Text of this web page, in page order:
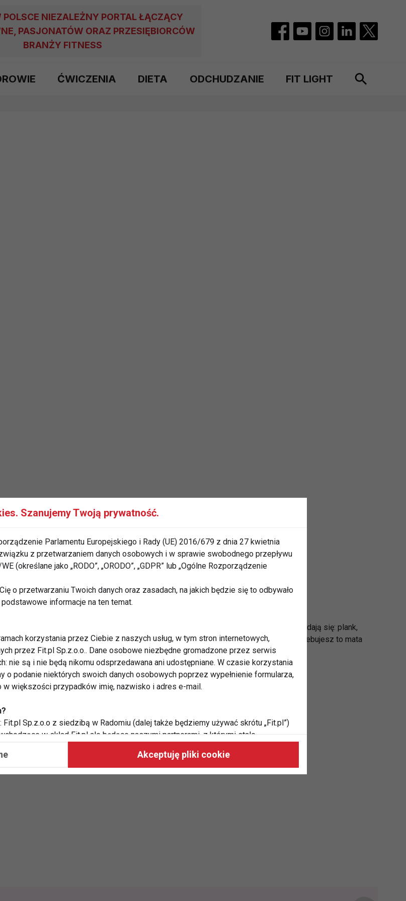
POLSCE NIEZALEŻNY PORTAL ŁĄCZĄCY
PASJONATÓW ORAZ PRZESIĘBIORCÓW
BRANŻY FITNESS
ĆWICZENIA DIETA ODCHUDZANIE FIT LIGHT
- TUTAJ
się cieszyła się płaskich brzuchem bez tłuszczu. Na ćwiczenia na brzuch składają się: plank,
Ćwiczenia na mięśnie brzucha możesz wykonywać wszędzie. jedyne czego potrzebujesz to mata
na Facebooku - TUTAJ
Szanujemy Twoją prywatność.
Parlamentu Europejskiego i Rady (UE) 2016/679 z dnia 27 kwietnia
z przetwarzaniem danych osobowych i w sprawie swobodnego przepływu
(określane jako „RODO”, „ORODO”, „GDPR” lub „Ogólne Rozporządzenie
o przetwarzaniu Twoich danych oraz zasadach, na jakich będzie się to odbywało
informacje na ten temat.
korzystania przez Ciebie z naszych usług, w tym stron internetowych,
przez Fit.pl Sp.z.o.o.. Dane osobowe niezbędne gromadzone przez serwis
nie są i nie będą nikomu odsprzedawana ani udostępniane. W czasie korzystania
podanie niektórych swoich danych osobowych poprzez wypełnienie formularza,
w większości przypadków imię, nazwisko i adres e-mail.
Sp.z.o.o z siedzibą w Radomiu (dalej także będziemy używać skrótu „Fit.pl”)
w skład Fit.pl ale będące naszymi partnerami, z którymi stale
Akceptuję pliki cookie